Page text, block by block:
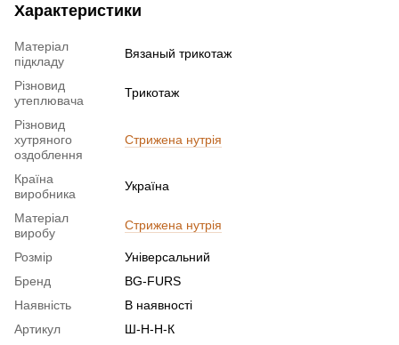
Характеристики
Матеріал
підкладу
Вязаный трикотаж
Різновид
утеплювача
Трикотаж
Різновид
хутряного
оздоблення
Стрижена нутрія
Країна
виробника
Україна
Матеріал
виробу
Стрижена нутрія
Розмір
Універсальний
Бренд
BG-FURS
Наявність
В наявності
Артикул
Ш-Н-Н-К